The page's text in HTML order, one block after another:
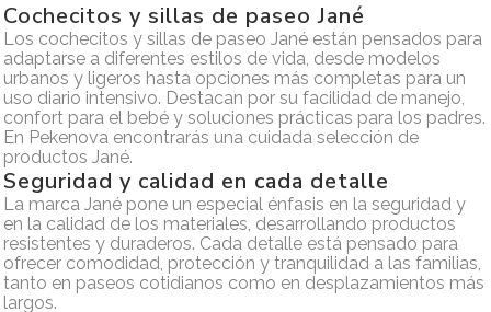
Cochecitos y sillas de paseo Jané
Los cochecitos y sillas de paseo Jané están pensados para
adaptarse a diferentes estilos de vida, desde modelos
urbanos y ligeros hasta opciones más completas para un
uso diario intensivo. Destacan por su facilidad de manejo,
confort para el bebé y soluciones prácticas para los padres.
En Pekenova encontrarás una cuidada selección de
productos Jané.
Seguridad y calidad en cada detalle
La marca Jané pone un especial énfasis en la seguridad y
en la calidad de los materiales, desarrollando productos
resistentes y duraderos. Cada detalle está pensado para
ofrecer comodidad, protección y tranquilidad a las familias,
tanto en paseos cotidianos como en desplazamientos más
largos.